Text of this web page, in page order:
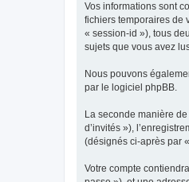
Vos informations sont
fichiers temporaires de
« session-id »), tous
sujets que vous avez
Nous pouvons
par le logiciel phpBB.
La seconde manière
d’invités »),
(désignés ci-après par
Votre compte